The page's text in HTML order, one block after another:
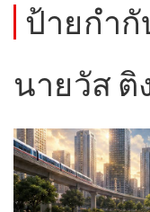
ป้ายกำกั
นายวัส ติ